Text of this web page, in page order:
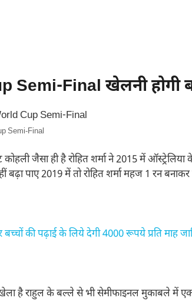
Semi-Final खेलनी होगी
Semi-Final
कोहली जैसा ही है रोहित शर्मा ने 2015 में
बढ़ा पाए 2019 में तो रोहित शर्मा महज 1 रन
की पढ़ाई के लिये देगी 4000 रूपये प्रति माह
है राहुल के बल्ले से भी सेमीफाइनल मुकाबले में